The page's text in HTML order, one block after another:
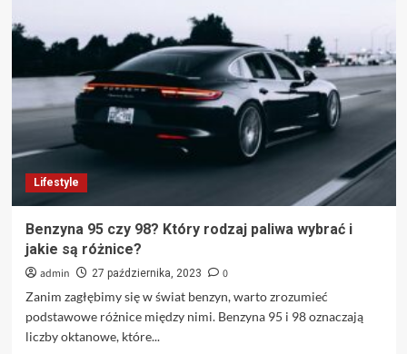
Balkonowe
Sezonu
2025
Lifestyle
Benzyna 95 czy 98? Który rodzaj paliwa wybrać i
jakie są różnice?
admin 27 października, 2023
0
Zanim zagłębimy się w świat benzyn, warto zrozumieć
podstawowe różnice między nimi. Benzyna 95 i 98 oznaczają
liczby oktanowe, które...